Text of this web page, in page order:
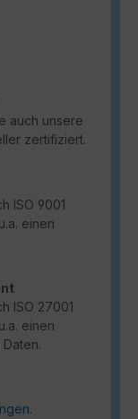
auch unsere
zertifiziert.
ISO 9001
einen
ISO 27001
einen